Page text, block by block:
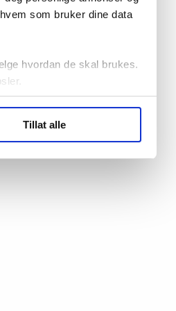
som bruker dine data
hvordan de skal brukes.
statistikk.
Tillat alle